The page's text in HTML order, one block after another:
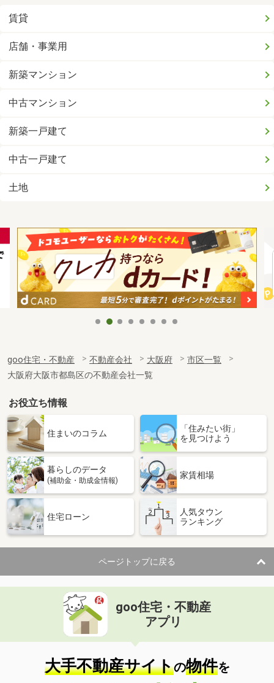
賃貸
店舗・事業用
新築マンション
中古マンション
新築一戸建て
中古一戸建て
土地
goo住宅・不動産 不動産会社 大阪府
市区一覧
大阪府大阪市都島区の不動産会社一覧
お役立ち情報
住まいのコラム
「住みたい街」
を見つけよう
暮らしのデータ
(補助金・助成金情報)
家賃相場
住宅ローン
人気タウン
ランキング
ページトップに戻る
goo住宅・不動産
アプリ
大手不動産サイトの物件を